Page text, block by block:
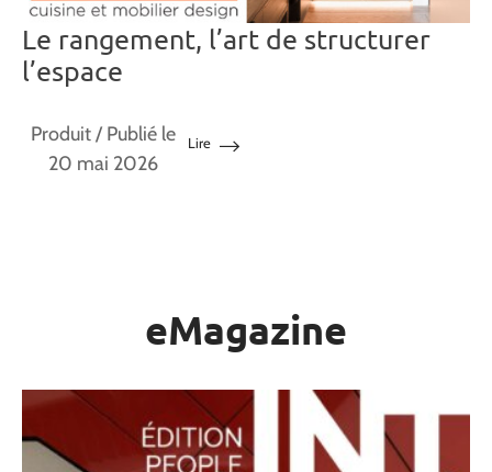
Le rangement, l’art de structurer
l’espace
Produit/ Publié le
20 mai 2026
Lire
eMagazine